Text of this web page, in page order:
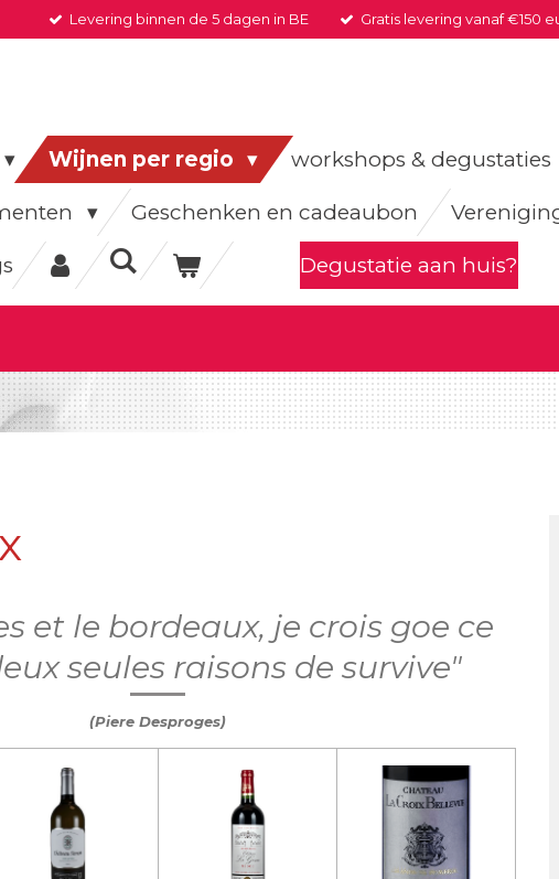
Levering binnen de 5 dagen in BE Gratis levering vanaf €150
Wijnen per regio workshops & degustaties
Geschenken en cadeaubon
Degustatie aan huis?
et le bordeaux, je crois goe ce
seules raisons de survive"
(Piere Desproges)